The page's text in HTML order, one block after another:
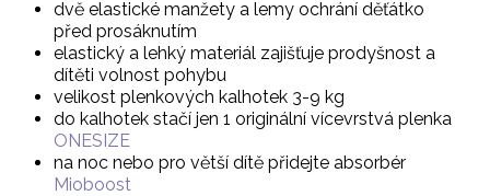
dvě elastické manžety a lemy ochrání děťátko
před prosáknutím
elastický a lehký materiál zajišťuje prodyšnost a
dítěti volnost pohybu
velikost plenkových kalhotek 3-9 kg
do kalhotek stačí jen 1 originální vícevrstvá plenka
ONESIZE
na noc nebo pro větší dítě přidejte absorbér
Mioboost